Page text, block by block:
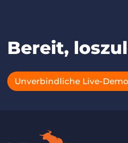
Bereit,
Unverbindliche Live-